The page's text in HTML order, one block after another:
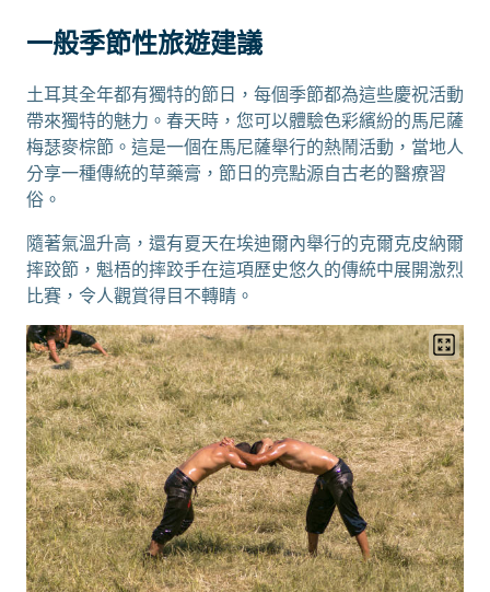
一般季節性旅遊建議
土耳其全年都有獨特的節日，每個季節都為這些慶祝活動
帶來獨特的魅力。春天時，您可以體驗色彩繽紛的馬尼薩
梅瑟麥棕節。這是一個在馬尼薩舉行的熱鬧活動，當地人
分享一種傳統的草藥膏，節日的亮點源自古老的醫療習
俗。
隨著氣溫升高，還有夏天在埃迪爾內舉行的克爾克皮納爾
摔跤節，魁梧的摔跤手在這項歷史悠久的傳統中展開激烈
比賽，令人觀賞得目不轉睛。